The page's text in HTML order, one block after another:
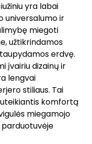
yra labai
universalumo ir
miegoti
užtikrindamos
erdvę.
įvairiu dizainų ir
lengvai
stiliaus. Tai
komfortą
miegamojo
parduotuvėje